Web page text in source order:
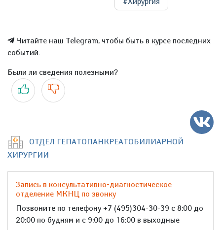
Читайте наш Telegram, чтобы быть в курсе последних
событий.
Были ли сведения полезными?
Да Нет
ОТДЕЛ ГЕПАТОПАНКРЕАТОБИЛИАРНОЙ
ХИРУРГИИ
Запись в консультативно-диагностическое
отделение МКНЦ по звонку
Позвоните по телефону +7 (495)304-30-39 с 8:00 до
20:00 по будням и с 9:00 до 16:00 в выходные